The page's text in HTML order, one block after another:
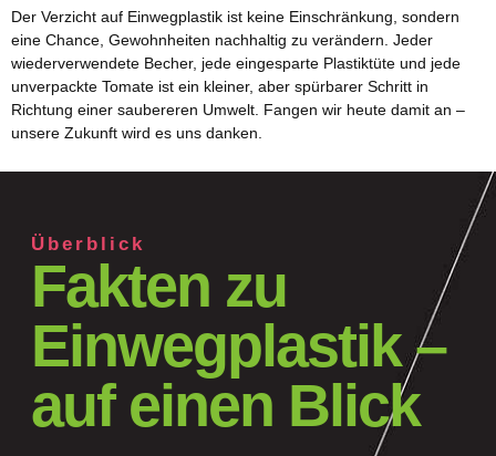
Der Verzicht auf Einwegplastik ist keine Einschränkung, sondern
eine Chance, Gewohnheiten nachhaltig zu verändern. Jeder
wiederverwendete Becher, jede eingesparte Plastiktüte und jede
unverpackte Tomate ist ein kleiner, aber spürbarer Schritt in
Richtung einer saubereren Umwelt. Fangen wir heute damit an –
unsere Zukunft wird es uns danken.
Überblick
Fakten zu
Einwegplastik –
auf einen Blick